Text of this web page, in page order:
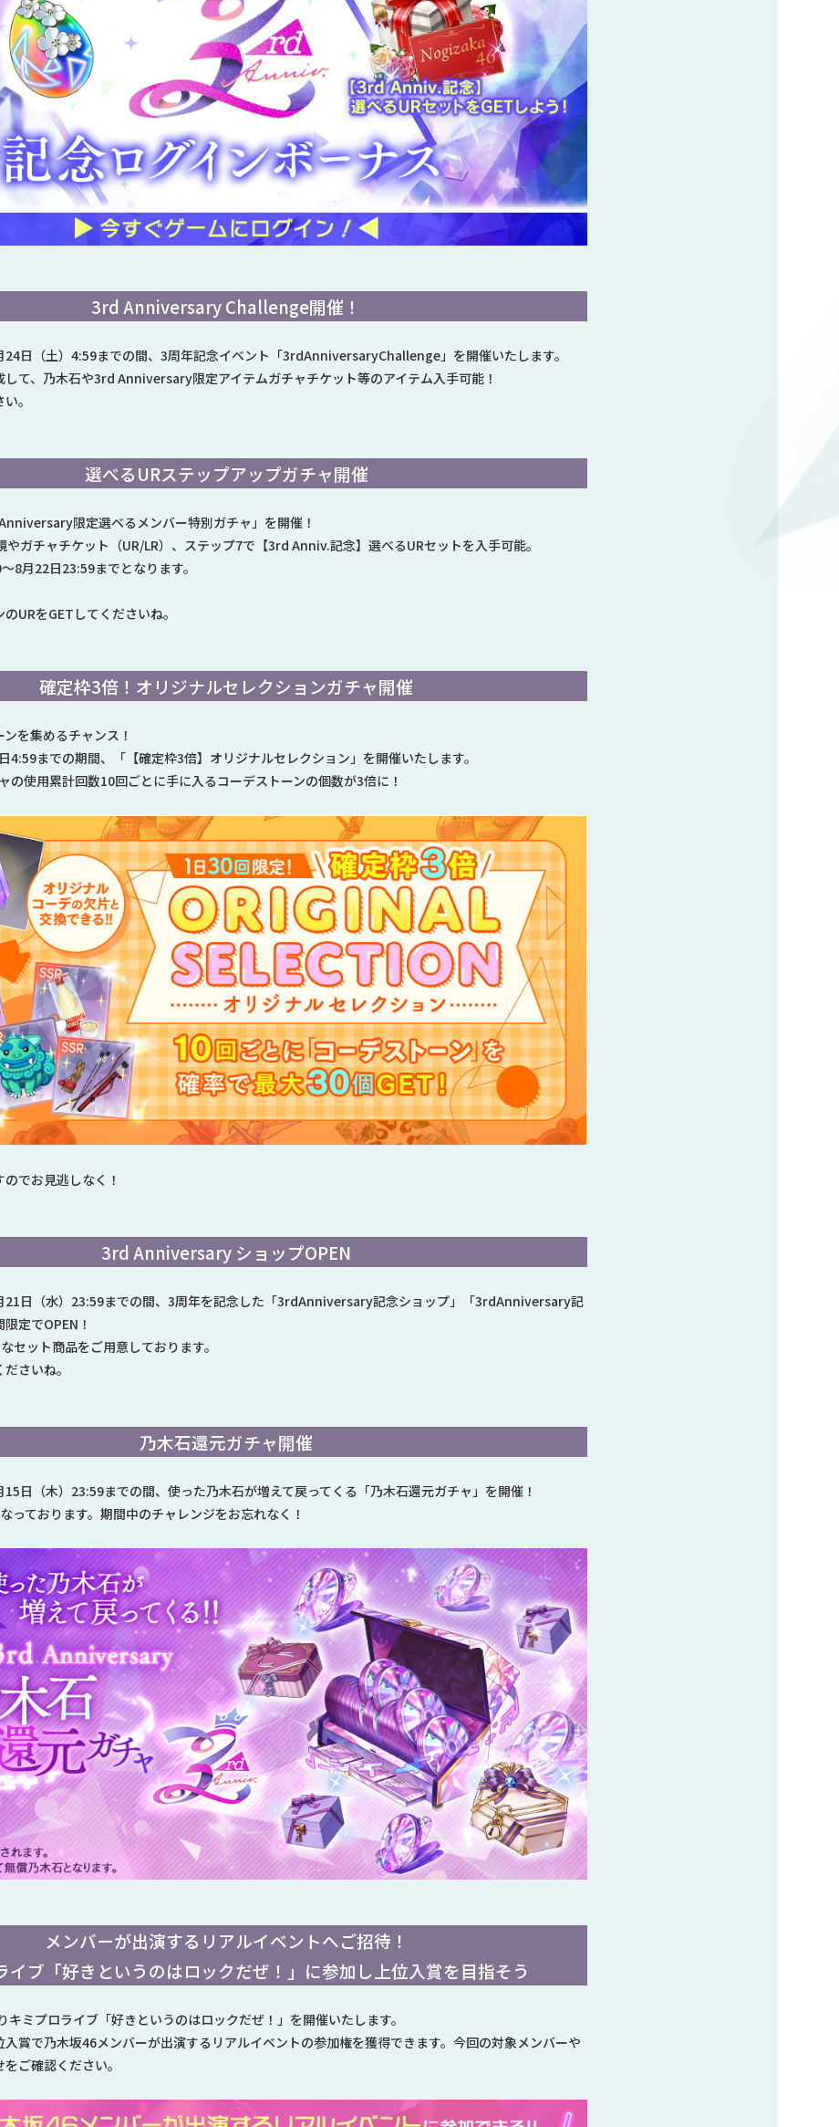
3rd Anniversary Challenge開催！
日（土）4:59までの間、3周年記念イベント「3rdAnniversaryChallenge」を開催いたします。
て、乃木石や3rd Anniversary限定アイテムガチャチケット等のアイテム入手可能！
。
選べるURステップアップガチャ開催
限定選べるメンバー特別ガチャ」を開催！
やガチャチケット（UR/LR）、ステップ7で【3rd Anniv.記念】選べるURセットを入手可能。
8月22日23:59までとなります。
URをGETしてくださいね。
確定枠3倍！オリジナルセレクションガチャ開催
を集めるチャンス！
4:59までの期間、「【確定枠3倍】オリジナルセレクション」を開催いたします。
の使用累計回数10回ごとに手に入るコーデストーンの個数が3倍に！
でお見逃しなく！
3rd Anniversary ショップOPEN
21日（水）23:59までの間、3周年を記念した「3rdAnniversary記念ショップ」「3rdAnniversary記
定でOPEN！
セット商品をご用意しております。
さいね。
乃木石還元ガチャ開催
日（木）23:59までの間、使った乃木石が増えて戻ってくる「乃木石還元ガチャ」を開催！
っております。期間中のチャレンジをお忘れなく！
メンバーが出演するリアルイベントへご招待！
イブ「好きというのはロックだぜ！」に参加し上位入賞を目指そう
キミプロライブ「好きというのはロックだぜ！」を開催いたします。
賞で乃木坂46メンバーが出演するリアルイベントの参加権を獲得できます。今回の対象メンバーや
ご確認ください。